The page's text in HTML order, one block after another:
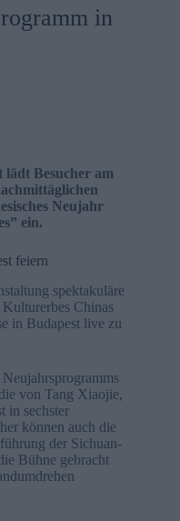
in
Besucher am
Neujahr
ein.
feiern
spektakuläre
Chinas
in Budapest live zu
von Tang Xiaojie,
in sechster
können auch die
der Sichuan-
Bühne gebracht